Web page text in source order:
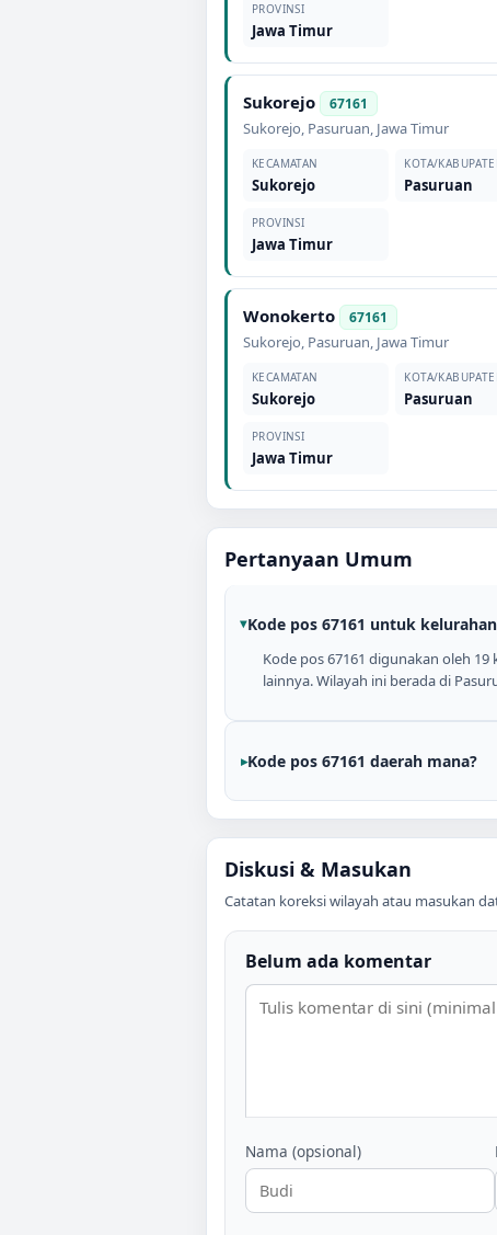
PROVINSI
Jawa Timur
Sukorejo 67161
Sukorejo, Pasuruan, Jawa Timur
KECAMATAN
Sukorejo
KOTA/
Pasuruan
PROVINSI
Jawa Timur
Wonokerto 67161
Sukorejo, Pasuruan, Jawa Timur
KECAMATAN
Sukorejo
KOTA/
Pasuruan
PROVINSI
Jawa Timur
Pertanyaan Umum
Kode pos 67161 untuk
Kode pos 67161 digunakan oleh
lainnya. Wilayah ini berada di
Kode pos 67161 daerah mana?
Diskusi & Masukan
Catatan koreksi wilayah atau masukan
Belum ada komentar
Nama (opsional)